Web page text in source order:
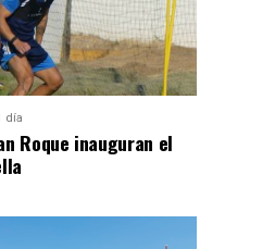
día
Roque inauguran el